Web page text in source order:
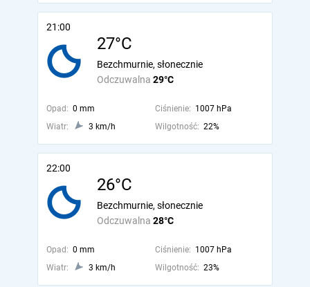
21:00
27°C
Odczuwalna 29°C
Bezchmurnie, słonecznie
Opad: 0 mm Ciśnienie: 1007 hPa
Wiatr:
3 km/h Wilgotność: 22%
22:00
26°C
Odczuwalna 28°C
Bezchmurnie, słonecznie
Opad: 0 mm Ciśnienie: 1007 hPa
Wiatr:
3 km/h Wilgotność: 23%